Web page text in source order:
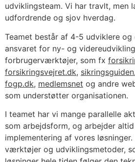
udviklingsteam. Vi har travlt,
udfordrende og sjov hverdag.
Teamet består af 4-5 udviklere og
ansvaret for ny- og
forbrugerværktøjer, som fx
forsikringsvejret.dk,
fogp.dk, medlemsnet og andre
som understøtter organisationen.
I teamet har vi mange parallelle
som arbejdsform, og arbejder
implementering af vores
værktøjer og udviklingsmetoder,